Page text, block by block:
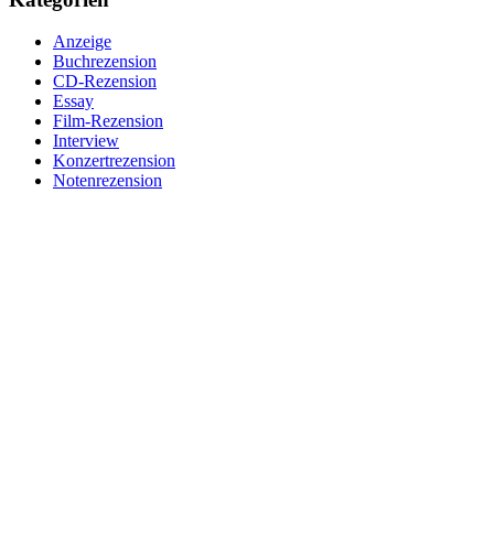
Anzeige
Buchrezension
CD-Rezension
Essay
Film-Rezension
Interview
Konzertrezension
Notenrezension